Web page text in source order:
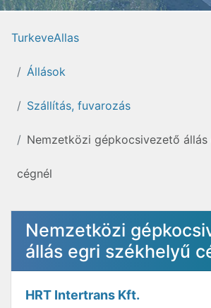
TurkeveAllas
Állások
Szállítás, fuvarozás
Nemzetközi gépkocsivezető állás
cégnél
Nemzetközi
állás egri székhelyű
HRT Intertrans Kft.